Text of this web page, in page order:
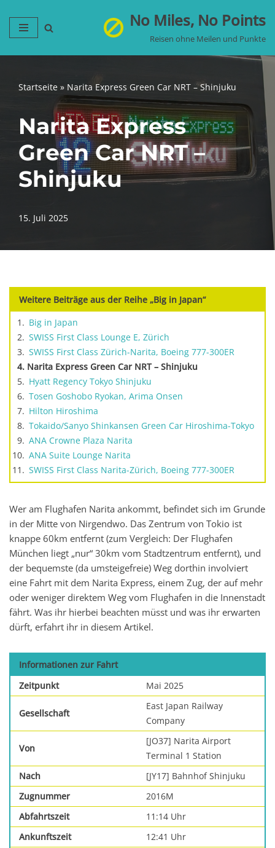
Zum
No Miles, No Points
Reisen ohne Meilen und Punkte
Startseite » Narita Express Green Car NRT – Shinjuku
Narita Express
Green Car NRT –
Shinjuku
15. Juli 2025
Weitere Beiträge aus der Reihe „Big in Japan“
Big in Japan
SWISS First Class Lounge E, Zürich
SWISS First Class Zürich-Narita, Boeing 777-300ER
Narita Express Green Car NRT – Shinjuku
Hyatt Regency Tokyo Shinjuku
Tosen Goshobo Ryokan, Arima Onsen
Hilton Hiroshima
Tokaido/Sanyo Shinkansen Green Car Hiroshima-Tokyo
ANA Crowne Plaza Narita
ANA Suite Lounge Narita
SWISS First Class Narita-Zürich, Boeing 777-300ER
Wer am Flughafen Narita ankommt, befindet sich im Grunde
in der Mitte von Nirgendwo. Das Zentrum von Tokio ist
knappe 60km entfernt (zum Vergleich: Der Flughafen
München liegt „nur“ 30km vom Stadtzentrum entfernt), und
der bequemste (da umsteigefreie) Weg dorthin involviert
eine Fahrt mit dem Narita Express, einem Zug, der auf mehr
oder weniger direktem Weg vom Flughafen in die Innenstadt
fährt. Was ihr hierbei beachten müsst und was ihr erwarten
dürft, erfahrt ihr in diesem Artikel.
Informationen zur Fahrt
Zeitpunkt
Mai 2025
Gesellschaft
East Japan Railway
Company
Von
[JO37] Narita Airport
Terminal 1 Station
Nach
[JY17] Bahnhof Shinjuku
Zugnummer
2016M
Abfahrtszeit
11:14 Uhr
Ankunftszeit
12:41 Uhr